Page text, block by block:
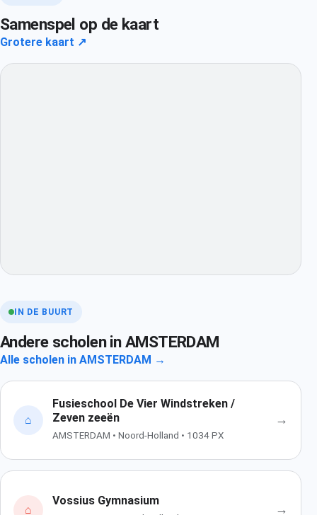
Samenspel op de kaart
Grotere kaart ↗
IN DE BUURT
Andere scholen in AMSTERDAM
Alle scholen in AMSTERDAM →
⌂
Fusieschool De Vier Windstreken /
Zeven zeeën
AMSTERDAM • Noord-Holland • 1034 PX
→
⌂
Vossius Gymnasium
→